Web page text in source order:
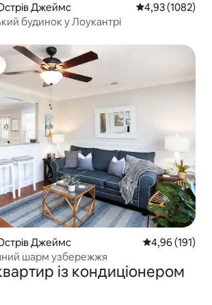
Джеймс Середня
4,93 (1082)
будинок у Лоукантрі
Джеймс Середня
4,96 (191)
шарм узбережжя
із кондиціонером